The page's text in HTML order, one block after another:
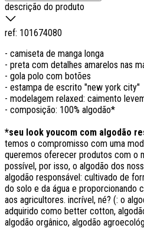
descrição do produto
ref: 101674080
- camiseta de manga longa
- preta com detalhes amarelos nas
- gola polo com botões
- estampa de escrito "new york city"
- modelagem relaxed: caimento
- composição: 100% algodão*
*seu look youcom com algodão
temos o compromisso com uma
queremos oferecer produtos com o
possível, por isso, o algodão dos
algodão responsável: cultivado de
do solo e da água e proporcionando
aos agricultores. incrível, né? (: o
adquirido como better cotton,
algodão orgânico, algodão